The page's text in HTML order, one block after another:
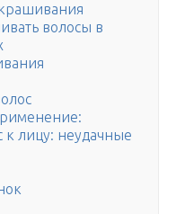
волосы в
к лицу: неудачные